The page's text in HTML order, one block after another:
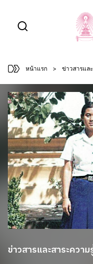
content
หน้าแรก > ข่าวสารแล
ข่าวสารและสาระความ